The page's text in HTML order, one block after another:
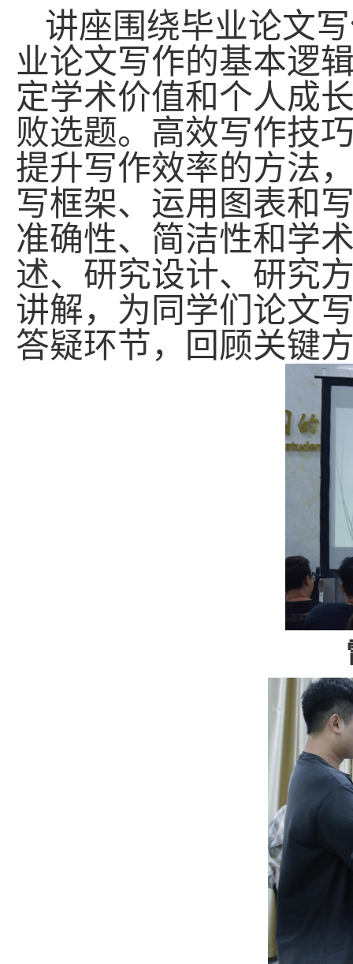
讲座围绕毕业论文
业论文写作的基本逻
定学术价值和个人成
败选题。高效写作技
提升写作效率的方法
写框架、运用图表和
准确性、简洁性和学
述、研究设计、研究
讲解，为同学们论文
答疑环节，回顾关键